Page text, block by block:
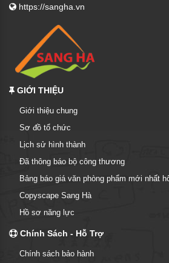
https://sangha.vn
GIỚI THIỆU
Giới thiệu chung
Sơ đồ tổ chức
Lịch sử hình thành
Đã thông báo bộ công thương
Bảng báo giá văn phòng phẩm mới nhất
Copyscape Sang Hà
Hồ sơ năng lực
Chính Sách - Hỗ Trợ
Chính sách bảo hành